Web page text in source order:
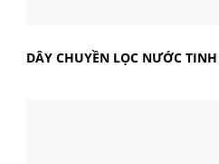
DÂY CHUYỀN LỌC NƯỚC